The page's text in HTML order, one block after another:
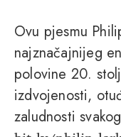
Ovu pjesmu
najznačajnijeg
polovine 20.
izdvojenosti,
zaludnosti